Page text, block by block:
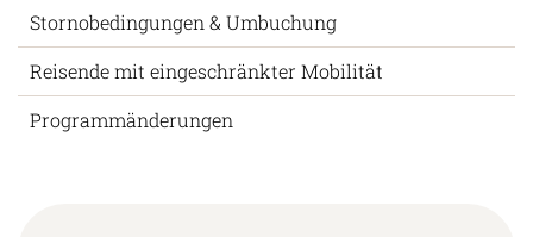
Stornobedingungen & Umbuchung
Reisende mit eingeschränkter Mobilität
Programmänderungen